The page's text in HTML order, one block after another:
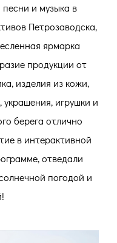
песни и музыка в
Петрозаводска,
ярмарка
продукции от
изделия из кожи,
игрушки и
берега отлично
в интерактивной
отведали
погодой и